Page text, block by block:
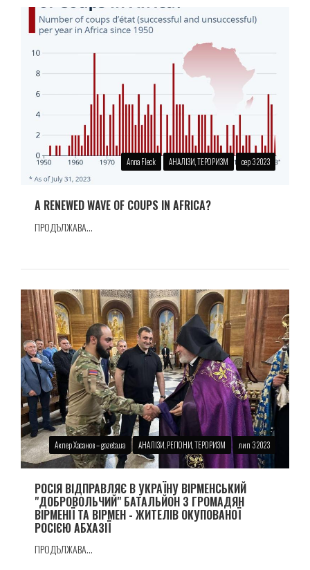
Anna Fleck АНАЛІЗИ, ТЕРОРИЗМ сер 3 2023
A RENEWED WAVE OF COUPS IN AFRICA?
ПРОДЪЛЖАВА...
Акпер Хасанов – gazeta.ua АНАЛІЗИ, РЕГІОНИ, ТЕРОРИЗМ лип 3 2023
РОСІЯ ВІДПРАВЛЯЄ В УКРАЇНУ ВІРМЕНСЬКИЙ
"ДОБРОВОЛЬЧИЙ" БАТАЛЬЙОН З ГРОМАДЯН
ВІРМЕНІЇ ТА ВІРМЕН - ЖИТЕЛІВ ОКУПОВАНОЇ
РОСІЄЮ АБХАЗІЇ
ПРОДЪЛЖАВА...